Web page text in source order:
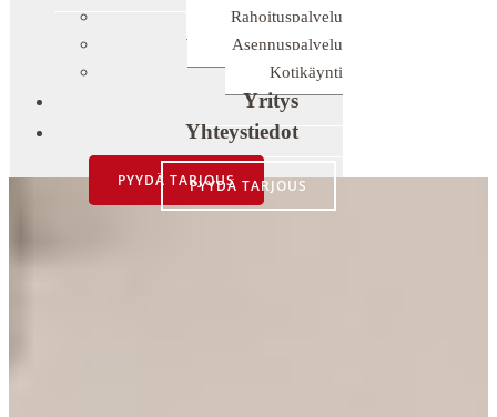
Rahoituspalvelu
Asennuspalvelu
Kotikäynti
Yritys
Yhteystiedot
PYYDÄ TARJOUSPYYDÄ TARJOUS